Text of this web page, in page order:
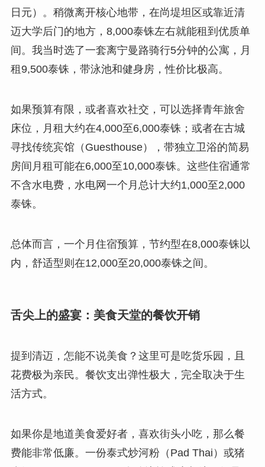
日元）。稍微离开核心地带，在尚堤坦区或靠近清
迈大学后门的地方，8,000泰铢左右就能租到优质单
间。我当时选了一套离宁曼路骑行5分钟的公寓，月
租9,500泰铢，带泳池和健身房，性价比极高。
如果预算有限，或者喜欢社交，可以选择青年旅舍
床位，月租大约在4,000至6,000泰铢；或者在古城
寻找传统宾馆（Guesthouse），带独立卫浴的简易
房间月租可能在6,000至10,000泰铢。这些住宿通常
不含水电费，水电网一个月总计大约1,000至2,000
泰铢。
总体而言，一个月住宿预算，节约型在8,000泰铢以
内，舒适型则在12,000至20,000泰铢之间。
舌尖上的盛宴：美食天堂的餐饮开销
提到清迈，怎能不说美食？这里可是吃货乐园，且
花费极为亲民。餐饮支出弹性极大，完全取决于生
活方式。
如果你是地道美食爱好者，喜欢街头小吃，那么餐
费能非常低廉。一份泰式炒河粉（Pad Thai）或猪